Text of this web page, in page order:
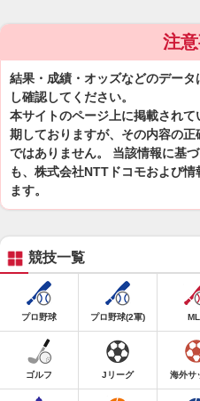
注
結果・成績・オッズなどのデー
し確認してください。
本サイトのページ上に掲載され
期しておりますが、その内容の
ではありません。 当該情報に基
も、株式会社NTTドコモおよび
ます。
競技一覧
プロ野球 プロ野球(2軍)
ゴルフ Jリーグ 海外サ